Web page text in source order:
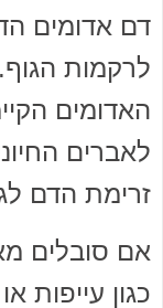
דם אדומים
לרקמות
האדומים
לאברים
זרימת הדם
אם סובלים
כגון עייפות